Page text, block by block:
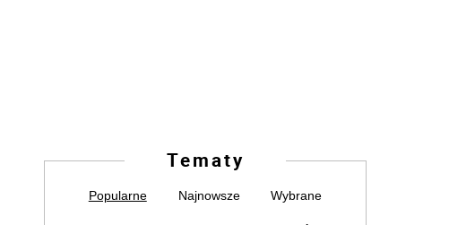
Tematy
Popularne Najnowsze Wybrane